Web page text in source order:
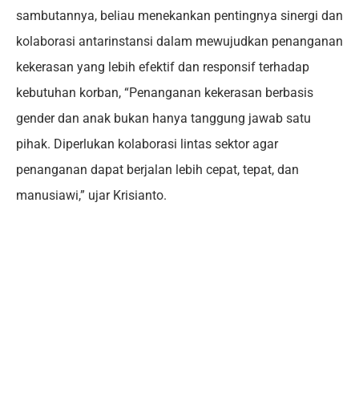
sambutannya, beliau menekankan pentingnya sinergi dan
kolaborasi antarinstansi dalam mewujudkan penanganan
kekerasan yang lebih efektif dan responsif terhadap
kebutuhan korban, “Penanganan kekerasan berbasis
gender dan anak bukan hanya tanggung jawab satu
pihak. Diperlukan kolaborasi lintas sektor agar
penanganan dapat berjalan lebih cepat, tepat, dan
manusiawi,” ujar Krisianto.